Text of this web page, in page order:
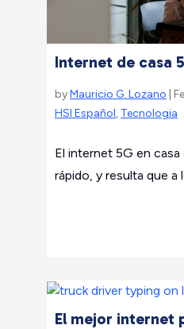
Internet de casa
byMauricio G. Lozano |
HSI Español, Tecnologia
El internet 5G en
rápido, y resulta que a
El mejor internet